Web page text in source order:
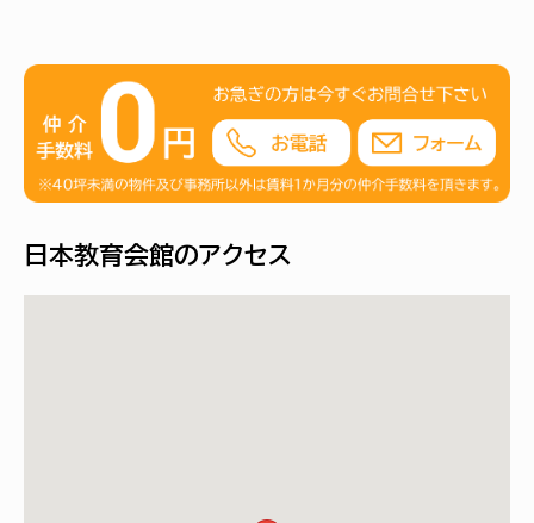
日本教育会館のアクセス